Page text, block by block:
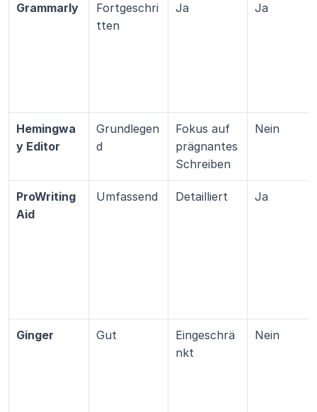
Grammarly
Fortgeschri
tten
Ja Ja
Hemingwa
y Editor
Grundlegen
d
Fokus auf
prägnantes
Schreiben
Nein
ProWriting
Aid
Umfassend Detailliert Ja
Ginger Gut
Eingeschrä
nkt
Nein